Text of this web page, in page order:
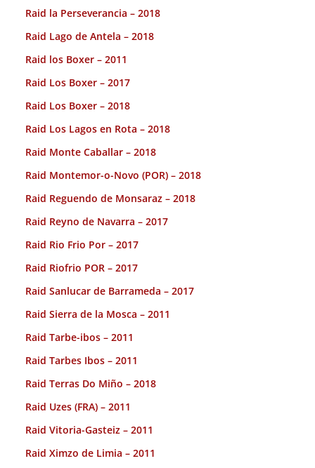
Raid la Perseverancia – 2018
Raid Lago de Antela – 2018
Raid los Boxer – 2011
Raid Los Boxer – 2017
Raid Los Boxer – 2018
Raid Los Lagos en Rota – 2018
Raid Monte Caballar – 2018
Raid Montemor-o-Novo (POR) – 2018
Raid Reguendo de Monsaraz – 2018
Raid Reyno de Navarra – 2017
Raid Rio Frio Por – 2017
Raid Riofrio POR – 2017
Raid Sanlucar de Barrameda – 2017
Raid Sierra de la Mosca – 2011
Raid Tarbe-ibos – 2011
Raid Tarbes Ibos – 2011
Raid Terras Do Miño – 2018
Raid Uzes (FRA) – 2011
Raid Vitoria-Gasteiz – 2011
Raid Ximzo de Limia – 2011